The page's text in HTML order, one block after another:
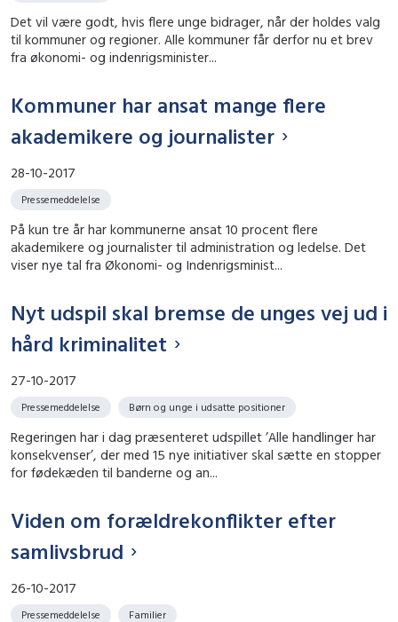
Det vil være godt, hvis flere unge bidrager, når der holdes valg
til kommuner og regioner. Alle kommuner får derfor nu et brev
fra økonomi- og indenrigsminister...
Kommuner har ansat mange flere
akademikere og journalister
28-10-2017
Pressemeddelelse
På kun tre år har kommunerne ansat 10 procent flere
akademikere og journalister til administration og ledelse. Det
viser nye tal fra Økonomi- og Indenrigsminist...
Nyt udspil skal bremse de unges vej ud i
hård kriminalitet
27-10-2017
Pressemeddelelse Børn og unge i udsatte positioner
Regeringen har i dag præsenteret udspillet ’Alle handlinger har
konsekvenser’, der med 15 nye initiativer skal sætte en stopper
for fødekæden til banderne og an...
Viden om forældrekonflikter efter
samlivsbrud
26-10-2017
Pressemeddelelse Familier